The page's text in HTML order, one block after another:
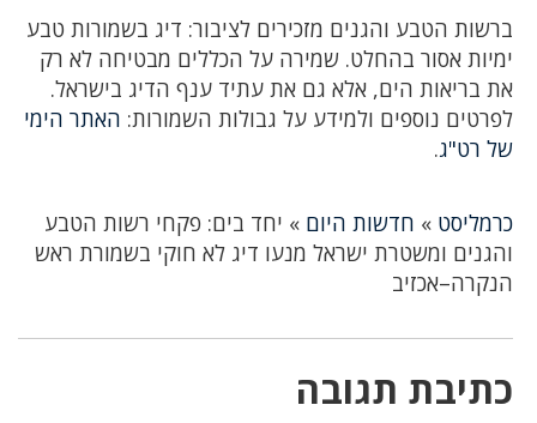
ברשות הטבע והגנים מזכירים לציבור: דיג בשמורות טבע
ימיות אסור בהחלט. שמירה על הכללים מבטיחה לא רק
את בריאות הים, אלא גם את עתיד ענף הדיג בישראל.
לפרטים נוספים ולמידע על גבולות השמורות: האתר הימי
של רט"ג.
כרמליסט » חדשות היום » יחד בים: פקחי רשות הטבע
והגנים ומשטרת ישראל מנעו דיג לא חוקי בשמורת ראש
הנקרה–אכזיב
כתיבת תגובה